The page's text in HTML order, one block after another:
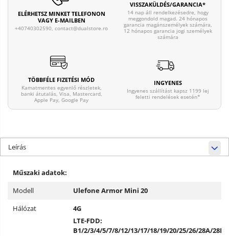
ELÉRHETSZ MINKET TELEFONON
VAGY E-MAILBEN
+40740302590, contact@dualstore.ro
VISSZAKÜLDÉS/GARANCIA*
14 nap áll rendelkezésedre, hogy
meggondold magad. 24 hónapos
garancia magánszemélyek számára,
12 hónapos garancia jogi személyek
számára
TÖBBFÉLE FIZETÉSI MÓD
Kamatmentes egyenlő részletek,
banki átutalás, Visa, Mastercard,
Apple Pay, Google Pay
INGYENES
Ingyenes szállítást kapsz 1199 lej
feletti rendelések esetén*
Leírás
Műszaki adatok:
Modell
Ulefone Armor Mini 20
Hálózat
4G
LTE-FDD:
B1/2/3/4/5/7/8/12/13/17/18/19/20/25/26/28A/28B/